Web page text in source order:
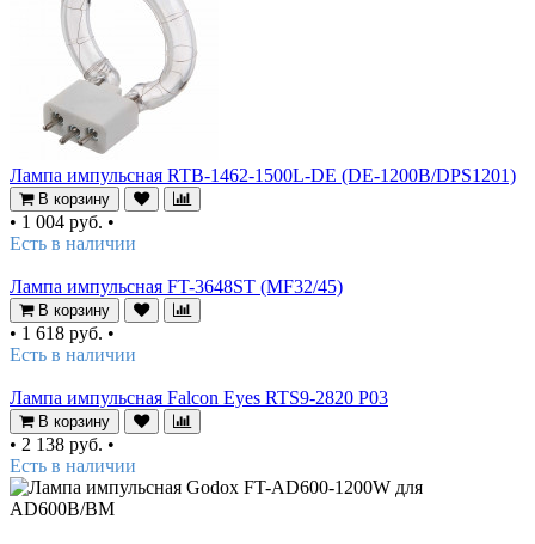
Лампа импульсная RTB-1462-1500L-DE (DE-1200B/DPS1201)
В корзину
• 1 004 руб. •
Есть в наличии
Лампа импульсная FT-3648ST (MF32/45)
В корзину
• 1 618 руб. •
Есть в наличии
Лампа импульсная Falcon Eyes RTS9-2820 P03
В корзину
• 2 138 руб. •
Есть в наличии